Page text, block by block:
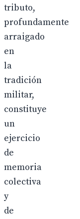
tributo,
profundamente
arraigado
en
la
tradición
militar,
constituye
un
ejercicio
de
memoria
colectiva
y
de